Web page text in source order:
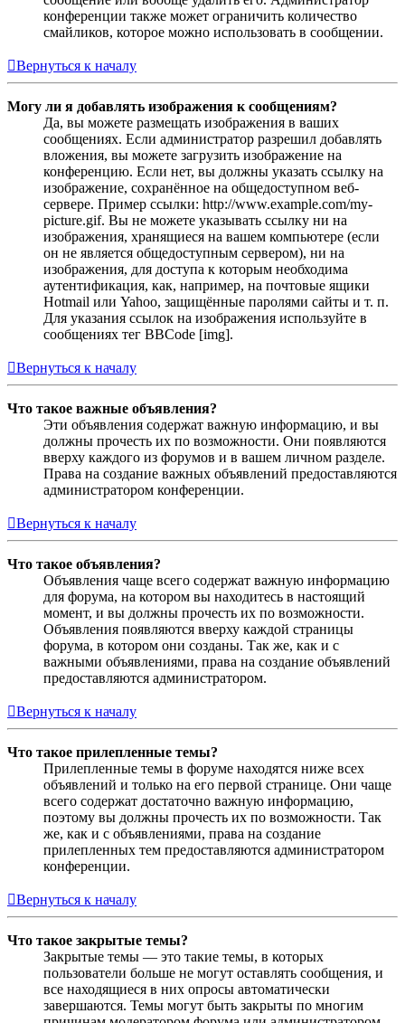
конференции также может ограничить количество
смайликов, которое можно использовать в сообщении.
Вернуться к началу
Могу ли я добавлять изображения к сообщениям?
Да, вы можете размещать изображения в ваших
сообщениях. Если администратор разрешил добавлять
вложения, вы можете загрузить изображение на
конференцию. Если нет, вы должны указать ссылку на
изображение, сохранённое на общедоступном веб-
сервере. Пример ссылки: http://www.example.com/my-
picture.gif. Вы не можете указывать ссылку ни на
изображения, хранящиеся на вашем компьютере (если
он не является общедоступным сервером), ни на
изображения, для доступа к которым необходима
аутентификация, как, например, на почтовые ящики
Hotmail или Yahoo, защищённые паролями сайты и т. п.
Для указания ссылок на изображения используйте в
сообщениях тег BBCode [img].
Вернуться к началу
Что такое важные объявления?
Эти объявления содержат важную информацию, и вы
должны прочесть их по возможности. Они появляются
вверху каждого из форумов и в вашем личном разделе.
Права на создание важных объявлений предоставляются
администратором конференции.
Вернуться к началу
Что такое объявления?
Объявления чаще всего содержат важную информацию
для форума, на котором вы находитесь в настоящий
момент, и вы должны прочесть их по возможности.
Объявления появляются вверху каждой страницы
форума, в котором они созданы. Так же, как и с
важными объявлениями, права на создание объявлений
предоставляются администратором.
Вернуться к началу
Что такое прилепленные темы?
Прилепленные темы в форуме находятся ниже всех
объявлений и только на его первой странице. Они чаще
всего содержат достаточно важную информацию,
поэтому вы должны прочесть их по возможности. Так
же, как и с объявлениями, права на создание
прилепленных тем предоставляются администратором
конференции.
Вернуться к началу
Что такое закрытые темы?
Закрытые темы — это такие темы, в которых
пользователи больше не могут оставлять сообщения, и
все находящиеся в них опросы автоматически
завершаются. Темы могут быть закрыты по многим